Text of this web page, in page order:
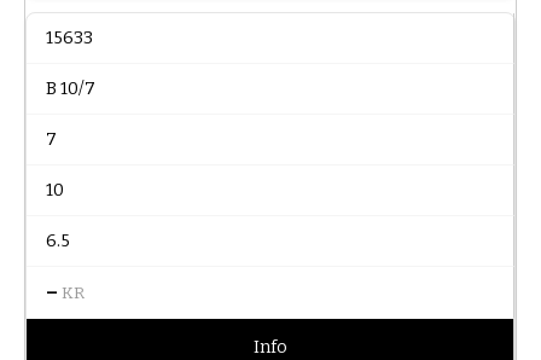
15633
B 10/7
7
10
6.5
– KR
Info